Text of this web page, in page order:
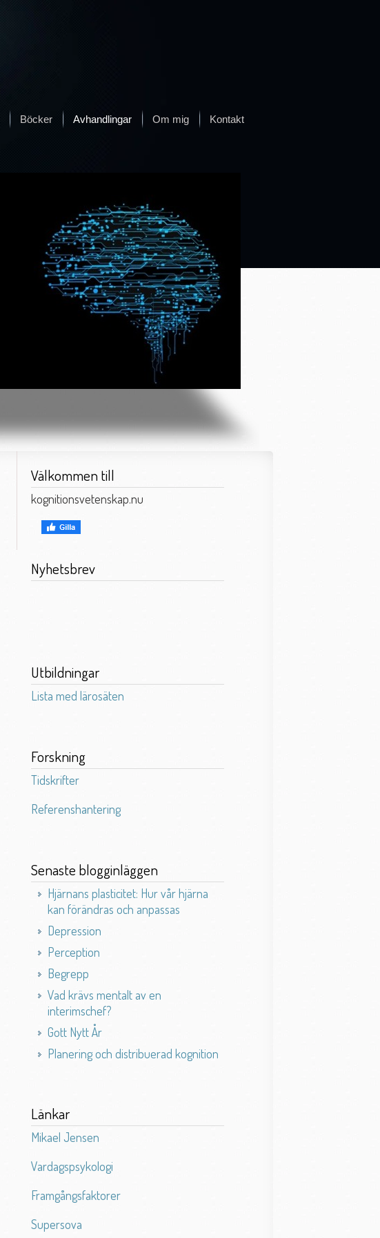
Böcker Avhandlingar Om mig Kontakt
Välkommen till
kognitionsvetenskap.nu
Nyhetsbrev
Utbildningar
Lista med lärosäten
Forskning
Tidskrifter
Referenshantering
Senaste blogginläggen
Hjärnans plasticitet: Hur vår hjärna
kan förändras och anpassas
Depression
Perception
Begrepp
Vad krävs mentalt av en
interimschef?
Gott Nytt År
Planering och distribuerad kognition
Länkar
Mikael Jensen
Vardagspsykologi
Framgångsfaktorer
Supersova